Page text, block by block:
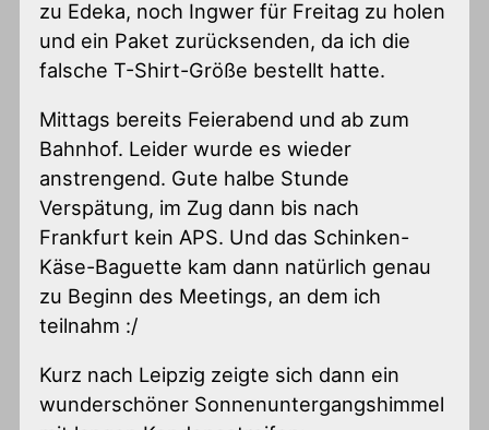
zu Edeka, noch Ingwer für Freitag zu holen
und ein Paket zurücksenden, da ich die
falsche T-Shirt-Größe bestellt hatte.
Mittags bereits Feierabend und ab zum
Bahnhof. Leider wurde es wieder
anstrengend. Gute halbe Stunde
Verspätung, im Zug dann bis nach
Frankfurt kein APS. Und das Schinken-
Käse-Baguette kam dann natürlich genau
zu Beginn des Meetings, an dem ich
teilnahm :/
Kurz nach Leipzig zeigte sich dann ein
wunderschöner Sonnenuntergangshimmel